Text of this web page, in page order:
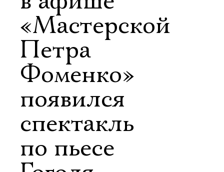
«Мастерской
Петра
Фоменко»
появился
спектакль
по пьесе